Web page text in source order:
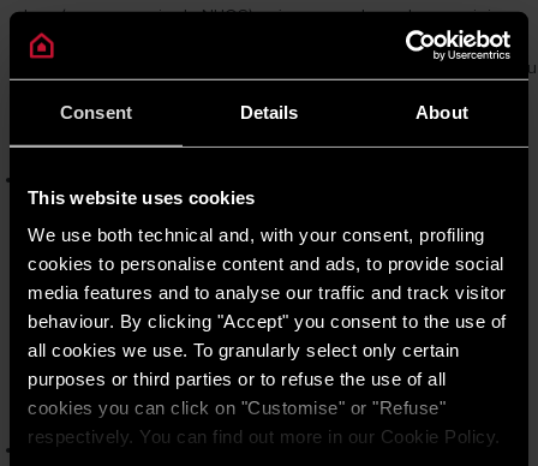
Consent Details About
This website uses cookies
We use both technical and, with your consent, profiling
cookies to personalise content and ads, to provide social
media features and to analyse our traffic and track visitor
behaviour. By clicking "Accept" you consent to the use of
all cookies we use. To granularly select only certain
purposes or third parties or to refuse the use of all
cookies you can click on "Customise" or "Refuse"
respectively. You can find out more in our Cookie Policy.
typu (np. pompy ciepła NUOS) zużywa nawet o połowę mniej
energii elektrycznej niż tradycyjny elektryczny podgrzewacz wody,
co znacząco obniża koszty przygotowania ciepłej wody w budynku
urządzenie może pracować nawet wtedy, gdy główny system CO
jest poza sezonem grzewczym.
podłączony do sieci gazowej lub istnieje potrzeba zastosowania
gazu, Ariston oferuje kotły kondensacyjne dostosowane do
zapotrzebowania na ciepło. Charakteryzują się one szerokim
zakresem modulacji palnika (potrafią pracować już od ~2–3 kW
mocy), co zapobiega taktowaniu przy ogrzewaniu dobrze
zaizolowanych przestrzeni. Taki piec gazowy w połączeniu z
odpowiednią automatyką może pracować bardzo efektywnie, a
dzięki kondensacji wykorzystuje maksymalnie wartość
energetyczną paliwa.
System hybrydowy (pompa ciepła + kocioł) - kompleksowe